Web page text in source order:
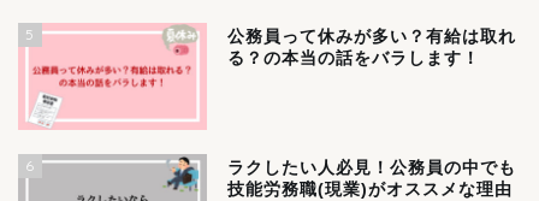
5
公務員って休みが多い？有給は取れ
る？の本当の話をバラします！
6
ラクしたい人必見！公務員の中でも
技能労務職(現業)がオススメな理由